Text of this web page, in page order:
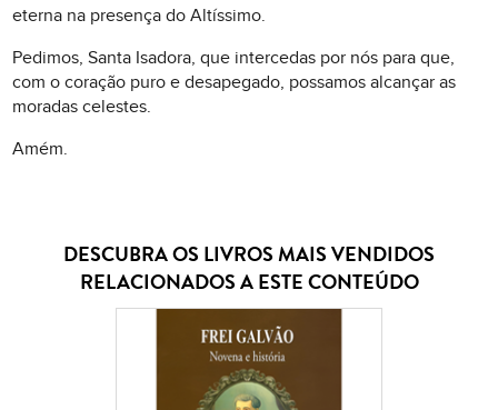
eterna na presença do Altíssimo.
Pedimos, Santa Isadora, que intercedas por nós para que,
com o coração puro e desapegado, possamos alcançar as
moradas celestes.
Amém.
DESCUBRA OS LIVROS MAIS VENDIDOS
RELACIONADOS A ESTE CONTEÚDO